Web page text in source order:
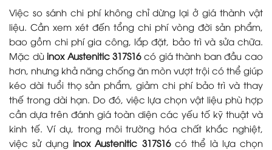
Việc so sánh chi phí không chỉ dừng lại ở giá thành vật
liệu. Cần xem xét đến tổng chi phí vòng đời sản phẩm,
bao gồm chi phí gia công, lắp đặt, bảo trì và sửa chữa.
Mặc dù inox Austenitic 317S16có giá thành ban đầu cao
hơn, nhưng khả năng chống ăn mòn vượt trội có thể giúp
kéo dài tuổi thọ sản phẩm, giảm chi phí bảo trì và thay
thế trong dài hạn. Do đó, việc lựa chọn vật liệu phù hợp
cần dựa trên đánh giá toàn diện các yếu tố kỹ thuật và
kinh tế. Ví dụ, trong môi trường hóa chất khắc nghiệt,
việc sử dụng inox Austenitic 317S16có thể là lựa chọn